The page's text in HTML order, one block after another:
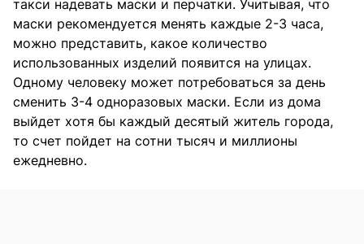
такси надевать маски и перчатки. Учитывая, что
маски рекомендуется менять каждые 2-3 часа,
можно представить, какое количество
использованных изделий появится на улицах.
Одному человеку может потребоваться за день
сменить 3-4 одноразовых маски. Если из дома
выйдет хотя бы каждый десятый житель города,
то счет пойдет на сотни тысяч и миллионы
ежедневно.